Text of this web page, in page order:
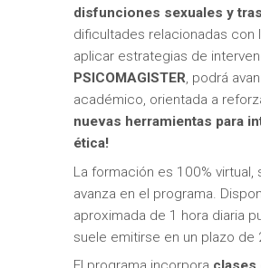
disfunciones sexuales y
dificultades relacionadas con
aplicar estrategias de
PSICOMAGISTER, podrá
académico, orientada a
nuevas herramientas para
ética!
La formación es 100%
avanza en el programa.
aproximada de 1 hora diaria
suele emitirse en un plazo de